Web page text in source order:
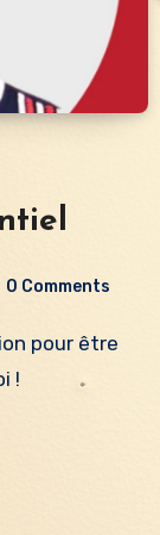
0 Comments
!